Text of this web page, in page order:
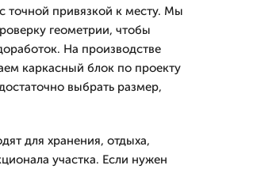
точной привязкой к месту. Мы
геометрии, чтобы
На производстве
каркасный блок по проекту
выбрать размер,
для хранения, отдыха,
участка. Если нужен